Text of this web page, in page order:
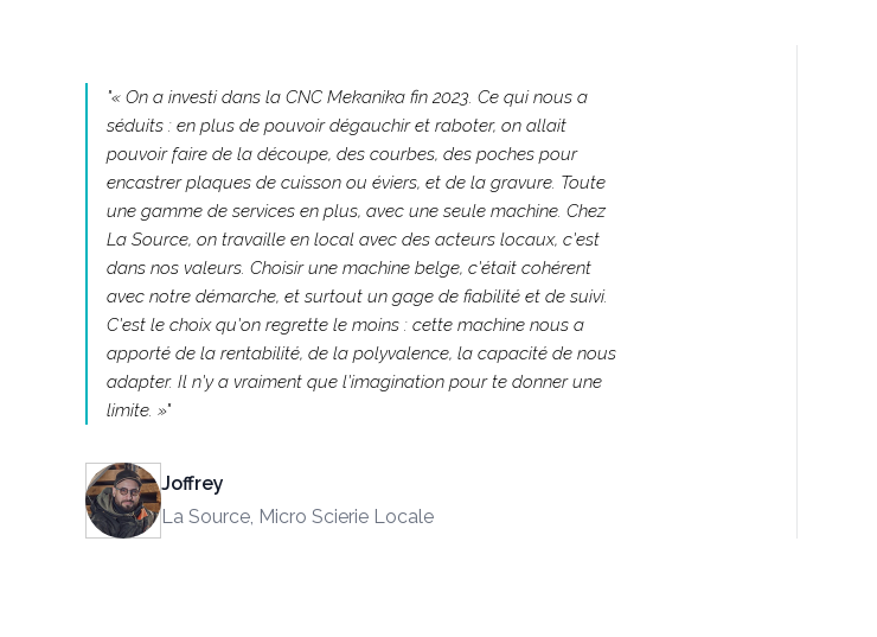
"« On a investi dans la CNC Mekanika fin 2023. Ce qui nous a
séduits : en plus de pouvoir dégauchir et raboter, on allait
pouvoir faire de la découpe, des courbes, des poches pour
encastrer plaques de cuisson ou éviers, et de la gravure. Toute
une gamme de services en plus, avec une seule machine. Chez
La Source, on travaille en local avec des acteurs locaux, c'est
dans nos valeurs. Choisir une machine belge, c'était cohérent
avec notre démarche, et surtout un gage de fiabilité et de suivi.
C'est le choix qu'on regrette le moins : cette machine nous a
apporté de la rentabilité, de la polyvalence, la capacité de nous
adapter. Il n'y a vraiment que l'imagination pour te donner une
limite. »"
Joffrey
La Source, Micro Scierie Locale